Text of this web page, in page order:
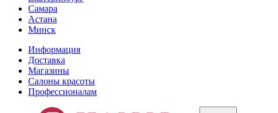
Самара
Астана
Минск
Информация
Доставка
Магазины
Салоны красоты
Профессионалам